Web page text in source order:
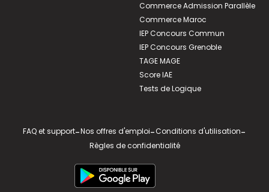
Commerce Admission Parallèle
Commerce Maroc
IEP Concours Commun
IEP Concours Grenoble
TAGE MAGE
Score IAE
Tests de Logique
FAQ et support-Nos offres d'emploi-Conditions d'utilisation-
Règles de confidentialité